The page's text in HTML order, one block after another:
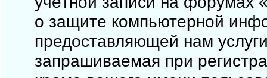
о защите компьютерной
предоставляющей нам
запрашиваемая при